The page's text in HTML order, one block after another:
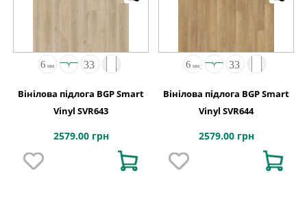
Вінілова підлога BGP Smart
Vinyl SVR643
2579.00 грн
Вінілова підлога BGP Smart
Vinyl SVR644
2579.00 грн